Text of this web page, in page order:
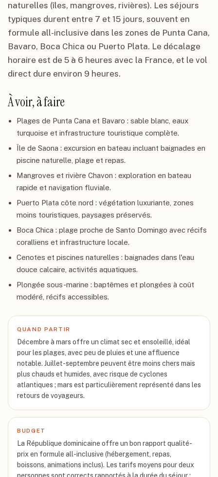
naturelles (îles, mangroves, rivières). Les séjours
typiques durent entre 7 et 15 jours, souvent en
formule all-inclusive dans les zones de Punta Cana,
Bavaro, Boca Chica ou Puerto Plata. Le décalage
horaire est de 5 à 6 heures avec la France, et le vol
direct dure environ 9 heures.
À voir, à faire
Plages de Punta Cana et Bavaro : sable blanc, eaux
turquoise et infrastructure touristique complète.
Île de Saona : excursion en bateau incluant baignades en
piscine naturelle, plage et repas.
Mangroves et rivière Chavon : exploration en bateau
rapide et navigation fluviale.
Puerto Plata côte nord : végétation luxuriante, zones
moins touristiques, paysages préservés.
Boca Chica : plage proche de Santo Domingo avec récifs
coralliens et infrastructure locale.
Cenotes et piscines naturelles : baignades dans l'eau
douce calcaire, activités aquatiques.
Plongée sous-marine : baptêmes et plongées à coût
modéré, récifs accessibles.
QUAND PARTIR
Décembre à mars offre un climat sec et ensoleillé, idéal
pour les plages, avec peu de pluies et une affluence
notable. Juillet-septembre peuvent être moins chers mais
plus chauds et humides, avec risque de cyclones
atlantiques ; mars est particulièrement représenté dans les
retours de voyageurs.
BUDGET
La République dominicaine offre un bon rapport qualité-
prix en formule all-inclusive (hébergement, repas,
boissons, animations inclus). Les tarifs moyens pour deux